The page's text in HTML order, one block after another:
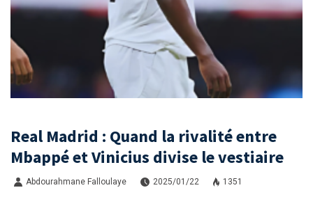
Real Madrid : Quand la rivalité entre
Mbappé et Vinicius divise le vestiaire
Abdourahmane Falloulaye 2025/01/22 1351